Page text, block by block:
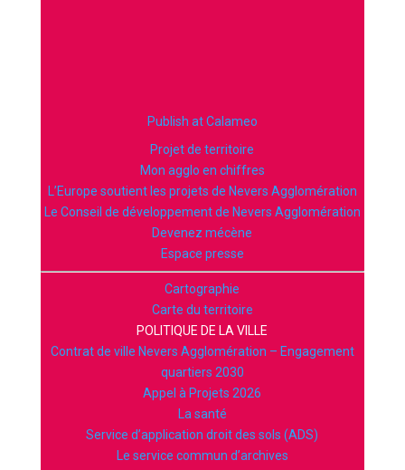
Publish at Calameo
Projet de territoire
Mon agglo en chiffres
L’Europe soutient les projets de Nevers Agglomération
Le Conseil de développement de Nevers Agglomération
Devenez mécène
Espace presse
Cartographie
Carte du territoire
POLITIQUE DE LA VILLE
Contrat de ville Nevers Agglomération – Engagement
quartiers 2030
Appel à Projets 2026
La santé
Service d’application droit des sols (ADS)
Le service commun d’archives